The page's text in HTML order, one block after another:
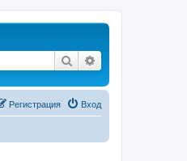
Поиск
Вход
Регистрация